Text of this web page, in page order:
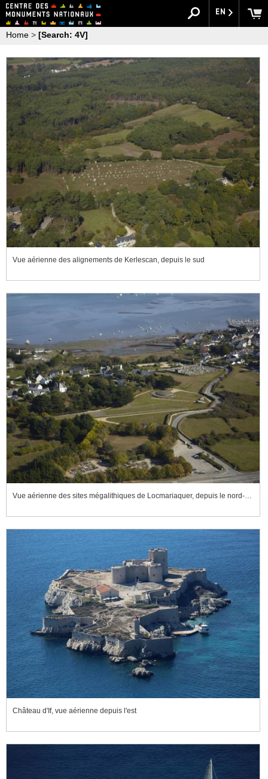
EN
Home > [Search: 4V]
Vue aérienne des alignements de Kerlescan, depuis le sud
Vue aérienne des sites mégalithiques de Locmariaquer, depuis le nord-ouest
Château d'If, vue aérienne depuis l'est